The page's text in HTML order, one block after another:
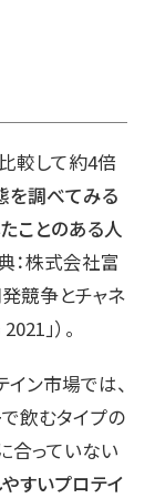
較して約4倍
を調べてみる
ことのある人
：株式会社富
競争とチャネ
」）。
ン市場では、
飲むタイプの
合っていない
すいプロテイ